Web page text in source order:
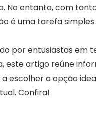
No entanto, com
é uma tarefa simples.
por entusiastas
este artigo reúne
escolher a opção
Confira!